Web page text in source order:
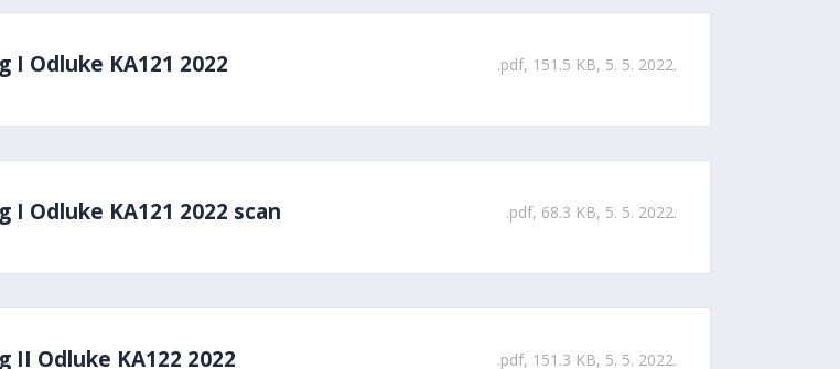
I Odluke KA121 2022 .pdf, 151.5 KB, 5. 5. 2022.
I Odluke KA121 2022 scan .pdf, 68.3 KB, 5. 5. 2022.
II Odluke KA122 2022 .pdf, 151.3 KB, 5. 5. 2022.